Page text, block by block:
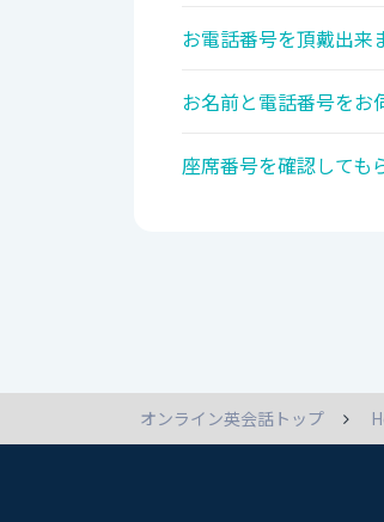
お電話番号を頂戴出来
お名前と電話番号をお
座席番号を確認しても
オンライン英会話トップ